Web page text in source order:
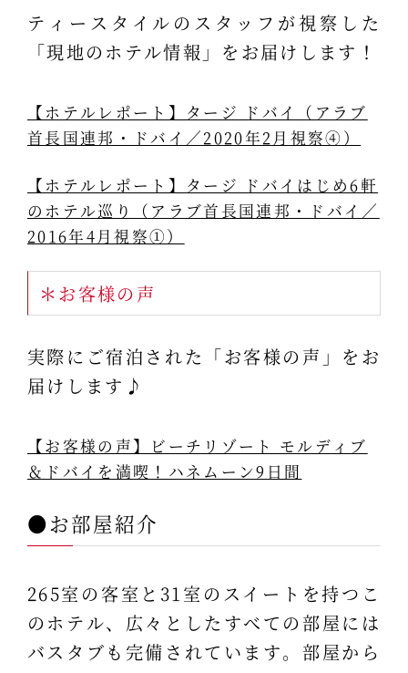
ティースタイルのスタッフが視察した
「現地のホテル情報」をお届けします！
【ホテルレポート】タージ ドバイ（アラブ
首長国連邦・ドバイ／2020年2月視察④）
【ホテルレポート】タージ ドバイはじめ6軒
のホテル巡り（アラブ首長国連邦・ドバイ／
2016年4月視察①）
＊お客様の声
実際にご宿泊された「お客様の声」をお
届けします♪
【お客様の声】ビーチリゾート モルディブ
＆ドバイを満喫！ハネムーン9日間
●お部屋紹介
265室の客室と31室のスイートを持つこ
のホテル、広々としたすべての部屋には
バスタブも完備されています。部屋から